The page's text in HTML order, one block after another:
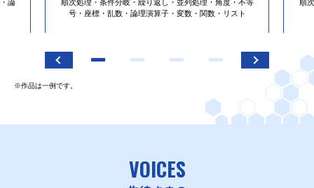
論
順次処理・条件分岐・繰り返し・並列処理・角度・不等
号・座標・乱数・論理演算子・変数・関数・リスト
順
※作品は一例です。
VOICES